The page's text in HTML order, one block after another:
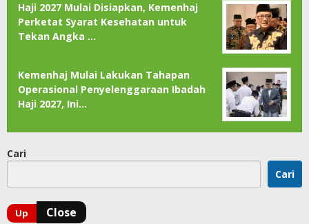
Haji 2027 Mulai Disiapkan, Kemenhaj
Perketat Syarat Kesehatan untuk
Tekan Angka …
Kemenhaj Mulai Lakukan Tahapan
Operasional Penyelenggaraan Ibadah
Haji 2027, Ini…
Cari
Cari